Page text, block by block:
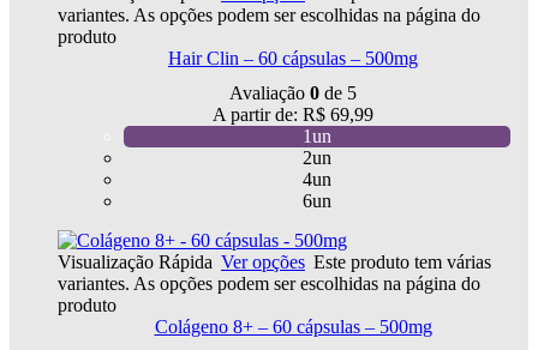
variantes. As opções podem ser escolhidas na página do
produto
Hair Clin – 60 cápsulas – 500mg
Avaliação 0 de 5
A partir de: R$ 69,99
1un
2un
4un
6un
Visualização Rápida Ver opções Este produto tem várias
variantes. As opções podem ser escolhidas na página do
produto
Colágeno 8+ – 60 cápsulas – 500mg